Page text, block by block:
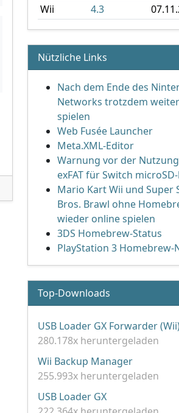
Wii
4.3
Nützliche Links
Nach dem Ende des
Networks trotzdem
spielen
Web Fusée Launcher
Meta.XML-Editor
Warnung vor der
exFAT für Switch
Mario Kart Wii und Super
Bros. Brawl ohne
wieder online spielen
3DS Homebrew-Status
PlayStation 3 Homebrew-
Top-Downloads
USB Loader GX Forwarder
280.178x heruntergeladen
Wii Backup Manager
255.993x heruntergeladen
USB Loader GX